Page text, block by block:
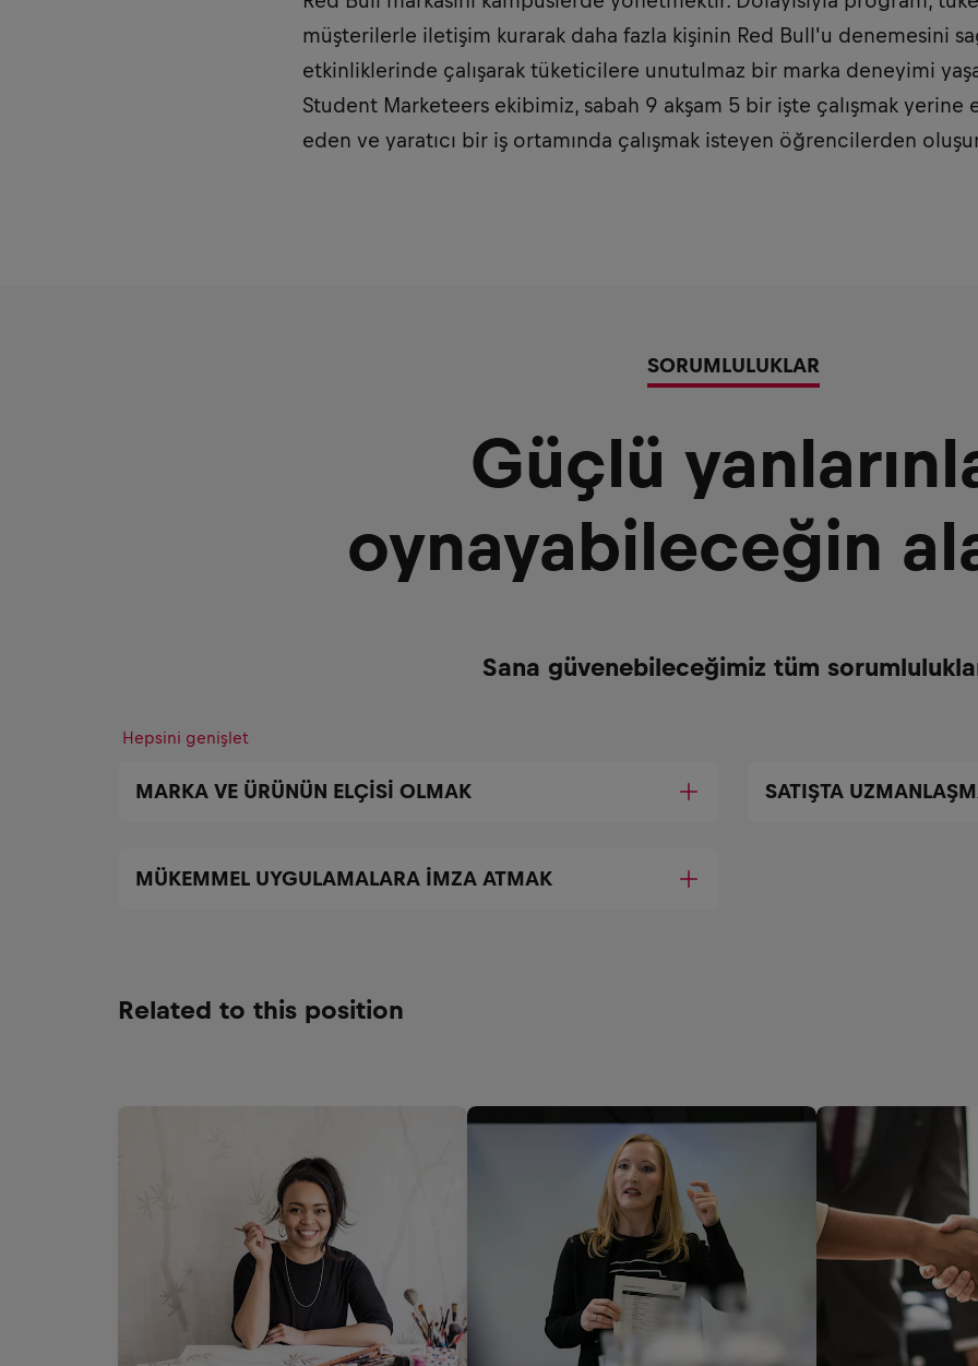
müşterilerle iletişim kurarak daha fazla kişinin Red Bull'u denemesini
etkinliklerinde çalışarak tüketicilere unutulmaz bir marka deneyimi
Student Marketeers ekibimiz, sabah 9 akşam 5 bir işte çalışmak yerine
eden ve yaratıcı bir iş ortamında çalışmak isteyen öğrencilerden
SORUMLULUKLAR
Güçlü
oynayabileceğin
Sana güvenebileceğimiz tüm
Hepsini genişlet
MARKA VE ÜRÜNÜN ELÇİSİ OLMAK SATIŞTA
MÜKEMMEL UYGULAMALARA İMZA ATMAK
Related to this position